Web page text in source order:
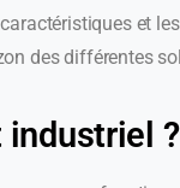
et
des différentes